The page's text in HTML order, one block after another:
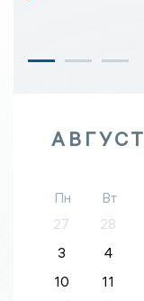
АВГУСТ
Пн Вт
27
28
3
4
10
11